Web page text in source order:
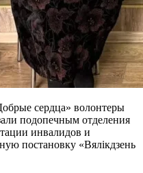
сердца» волонтеры
подопечным отделения
инвалидов и
постановку «Вялікдзень